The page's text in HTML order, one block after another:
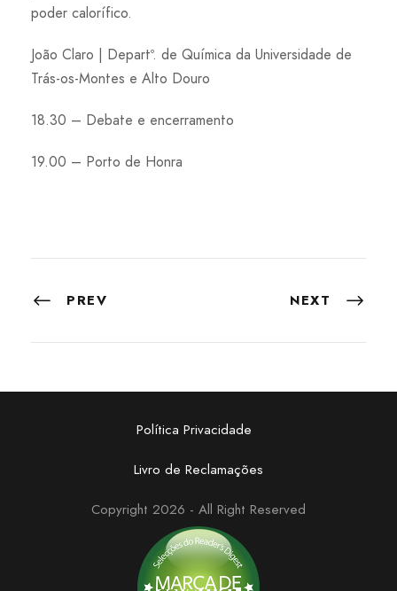
poder calorífico.
João Claro | Departº. de Química da Universidade de
Trás-os-Montes e Alto Douro
18.30 – Debate e encerramento
19.00 – Porto de Honra
PREV NEXT
Política Privacidade
Livro de Reclamações
Copyright 2026 - All Right Reserved